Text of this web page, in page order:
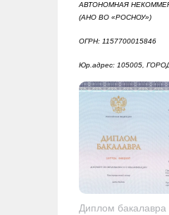
АВТОНОМНАЯ
(АНО ВО «РОСНОУ»)
ОГРН: 1157700015846
Юр.адрес: 105005,
Диплом бакалавра